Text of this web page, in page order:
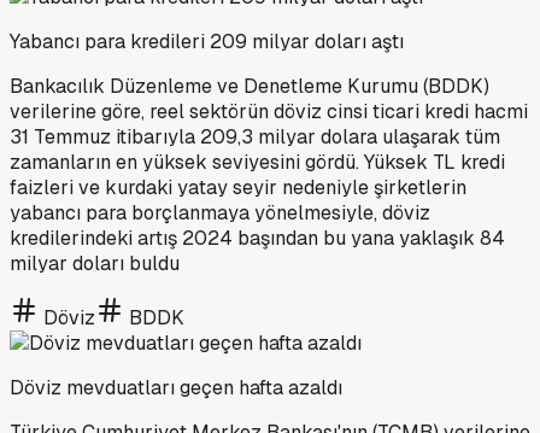
Yabancı para kredileri 209 milyar doları aştı
Bankacılık Düzenleme ve Denetleme Kurumu (BDDK)
verilerine göre, reel sektörün döviz cinsi ticari kredi hacmi
31 Temmuz itibarıyla 209,3 milyar dolara ulaşarak tüm
zamanların en yüksek seviyesini gördü. Yüksek TL kredi
faizleri ve kurdaki yatay seyir nedeniyle şirketlerin
yabancı para borçlanmaya yönelmesiyle, döviz
kredilerindeki artış 2024 başından bu yana yaklaşık 84
milyar doları buldu
Döviz BDDK
Döviz mevduatları geçen hafta azaldı